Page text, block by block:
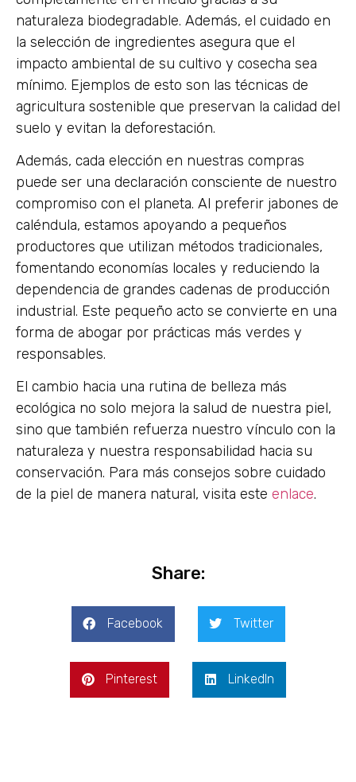
naturaleza biodegradable. Además, el cuidado en
la selección de ingredientes asegura que el
impacto ambiental de su cultivo y cosecha sea
mínimo. Ejemplos de esto son las técnicas de
agricultura sostenible que preservan la calidad del
suelo y evitan la deforestación.
Además, cada elección en nuestras compras
puede ser una declaración consciente de nuestro
compromiso con el planeta. Al preferir jabones de
caléndula, estamos apoyando a pequeños
productores que utilizan métodos tradicionales,
fomentando economías locales y reduciendo la
dependencia de grandes cadenas de producción
industrial. Este pequeño acto se convierte en una
forma de abogar por prácticas más verdes y
responsables.
El cambio hacia una rutina de belleza más
ecológica no solo mejora la salud de nuestra piel,
sino que también refuerza nuestro vínculo con la
naturaleza y nuestra responsabilidad hacia su
conservación. Para más consejos sobre cuidado
de la piel de manera natural, visita este enlace.
Share:
Facebook Twitter
Pinterest LinkedIn